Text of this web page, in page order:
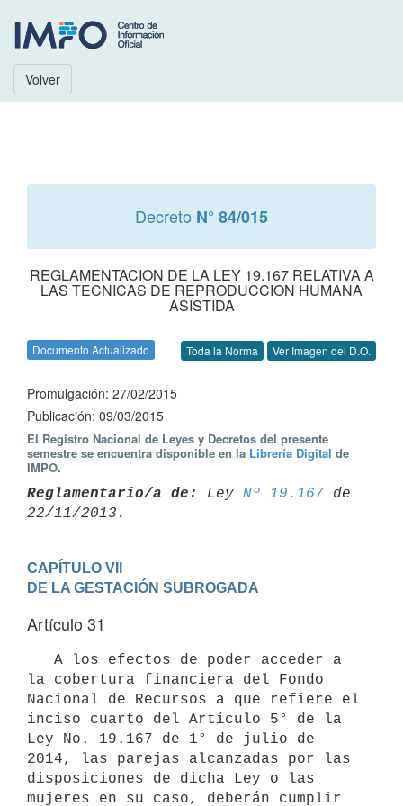
Volver
Decreto N° 84/015
REGLAMENTACION DE LA LEY 19.167 RELATIVA A
LAS TECNICAS DE REPRODUCCION HUMANA
ASISTIDA
Documento Actualizado Toda la Norma Ver Imagen del D.O.
Promulgación: 27/02/2015
Publicación: 09/03/2015
El Registro Nacional de Leyes y Decretos del presente
semestre se encuentra disponible en la Librería Digital de
IMPO.
Reglamentario/a de: Ley Nº 19.167 de
CAPÍTULO VII
DE LA GESTACIÓN SUBROGADA
Artículo 31
la cobertura financiera del Fondo
Nacional de Recursos a que refiere el
inciso cuarto del Artículo 5° de la
Ley No. 19.167 de 1° de julio de
2014, las parejas alcanzadas por las
disposiciones de dicha Ley o las
mujeres en su caso, deberán cumplir